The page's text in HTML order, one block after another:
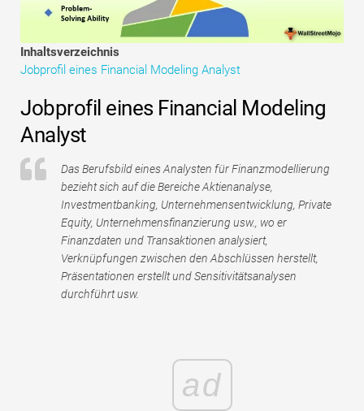
Tutorials zur Finanzmodellierung
Vollständige Form
Inhaltsverzeichnis
Jobprofil eines Financial Modeling Analyst
Jobprofil eines Financial Modeling
Analyst
Das Berufsbild eines Analysten für Finanzmodellierung
bezieht sich auf die Bereiche Aktienanalyse,
Investmentbanking, Unternehmensentwicklung, Private
Equity, Unternehmensfinanzierung usw., wo er
Finanzdaten und Transaktionen analysiert,
Verknüpfungen zwischen den Abschlüssen herstellt,
Präsentationen erstellt und Sensitivitätsanalysen
durchführt usw.
ad